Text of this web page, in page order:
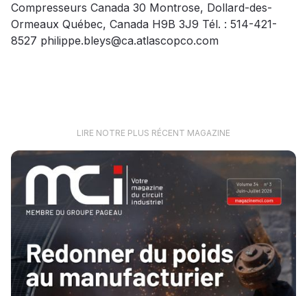
Compresseurs Canada 30 Montrose, Dollard-des-
Ormeaux Québec, Canada H9B 3J9 Tél. : 514-421-
8527 philippe.bleys@ca.atlascopco.com
LIRE NOTRE PLUS RÉCENT MAGAZINE